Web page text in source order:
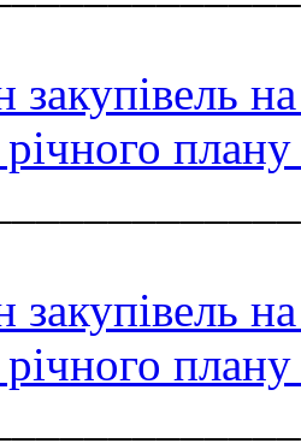
закупівель
плану
закупівель
плану